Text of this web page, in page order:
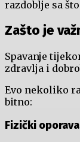
razdoblje sa
Zašto je
Spavanje
zdravlja i
Evo nekoliko
bitno:
Fizički